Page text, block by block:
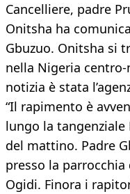
Cancelliere, padre
Onitsha ha
Gbuzuo. Onitsha si
nella Nigeria
notizia è stata
“Il rapimento è
lungo la tangenziale
del mattino. Padre
presso la
Ogidi. Finora i